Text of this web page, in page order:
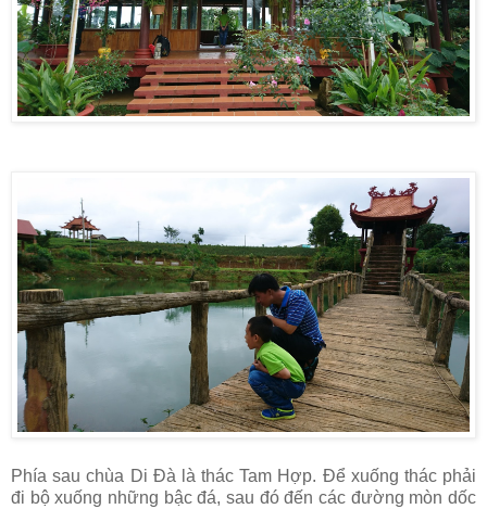
Phía sau chùa Di Đà là thác Tam Hợp. Để xuống thác phải
đi bộ xuống những bậc đá, sau đó đến các đường mòn dốc